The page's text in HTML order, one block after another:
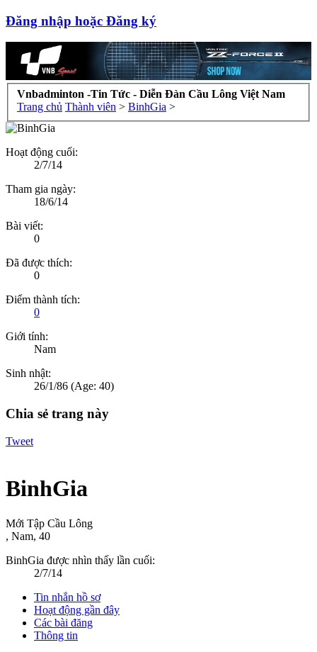
Đăng nhập hoặc Đăng ký
Vnbadminton -Tin Tức - Diễn Đàn Cầu Lông Việt Nam
Trang chủ Thành viên > BinhGia >
Hoạt động cuối:
2/7/14
Tham gia ngày:
18/6/14
Bài viết:
0
Đã được thích:
0
Điểm thành tích:
0
Giới tính:
Nam
Sinh nhật:
26/1/86 (Age: 40)
Chia sẻ trang này
Tweet
BinhGia
Mới Tập Cầu Lông
, Nam, 40
BinhGia được nhìn thấy lần cuối:
2/7/14
Tin nhắn hồ sơ
Hoạt động gần đây
Các bài đăng
Thông tin